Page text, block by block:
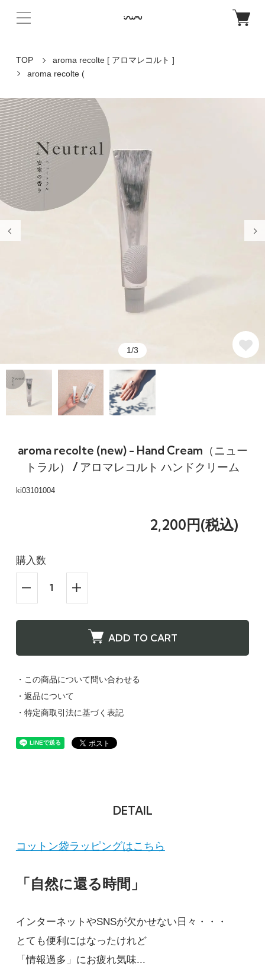
TOP
aroma recolte [ アロマレコルト ]
aroma recolte (
1/3
aroma recolte (new) - Hand Cream（ニュー
トラル） / アロマレコルト ハンドクリーム
ki03101004
2,200円(税込)
購入数
ADD TO CART
・この商品について問い合わせる
・返品について
・特定商取引法に基づく表記
DETAIL
コットン袋ラッピングはこちら
「自然に還る時間」
インターネットやSNSが欠かせない日々・・・
とても便利にはなったけれど
「情報過多」にお疲れ気味...